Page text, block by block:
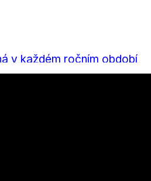
a bydlení, které stojí za
v každém ročním období
Boršova